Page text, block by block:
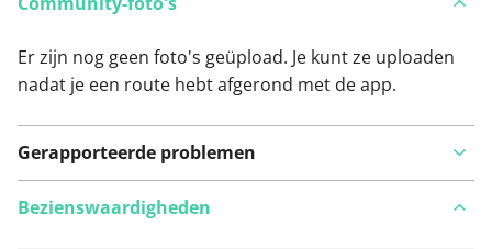
Er zijn nog geen foto's geüpload. Je kunt ze uploaden
nadat je een route hebt afgerond met de app.
Gerapporteerde problemen
Bezienswaardigheden